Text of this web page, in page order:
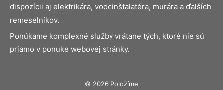
dispozícii aj elektrikára, vodoinštalatéra, murára a ďalších
remeselníkov.
Ponúkame komplexné služby vrátane tých, ktoré nie sú
priamo v ponuke webovej stránky.
© 2026 Položíme